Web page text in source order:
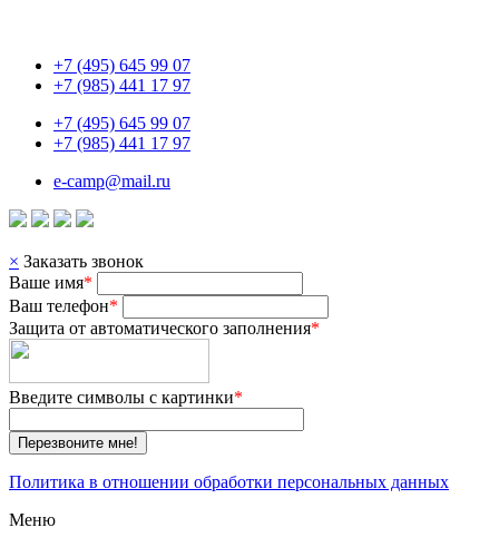
+7 (495) 645 99 07
+7 (985) 441 17 97
+7 (495) 645 99 07
+7 (985) 441 17 97
e-camp@mail.ru
× Заказать звонок
Ваше имя*
Ваш телефон*
Защита от автоматического заполнения*
Введите символы с картинки*
Перезвоните мне!
Политика в отношении обработки персональных данных
Меню